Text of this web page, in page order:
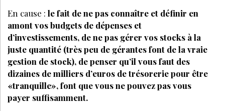
En cause : le fait de ne pas connaître et définir en
amont vos budgets de dépenses et
d’investissements, de ne pas gérer vos stocks à la
juste quantité (très peu de gérantes font de la vraie
gestion de stock), de penser qu’il vous faut des
dizaines de milliers d’euros de trésorerie pour être
«tranquille», font que vous ne pouvez pas vous
payer suffisamment.